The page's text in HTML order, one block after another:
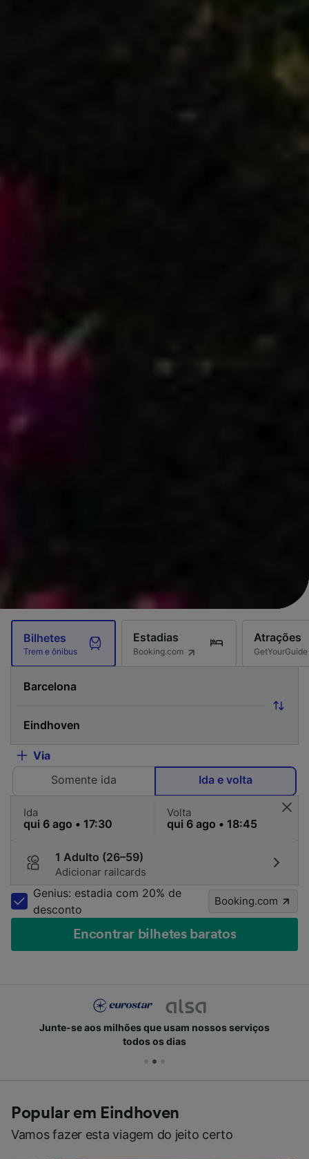
Bilhetes
Trem e ônibus
Estadias
Booking.com
Atrações
GetYourGuide
Via
Somente ida
Ida e volta
Ida Volta
1 Adulto (26–59)
Adicionar railcards
Genius: estadia com 20% de
desconto
Booking.com
Encontrar bilhetes baratos
Junte-se aos milhões que usam nossos serviços
todos os dias
Popular em Eindhoven
Vamos fazer esta viagem do jeito certo